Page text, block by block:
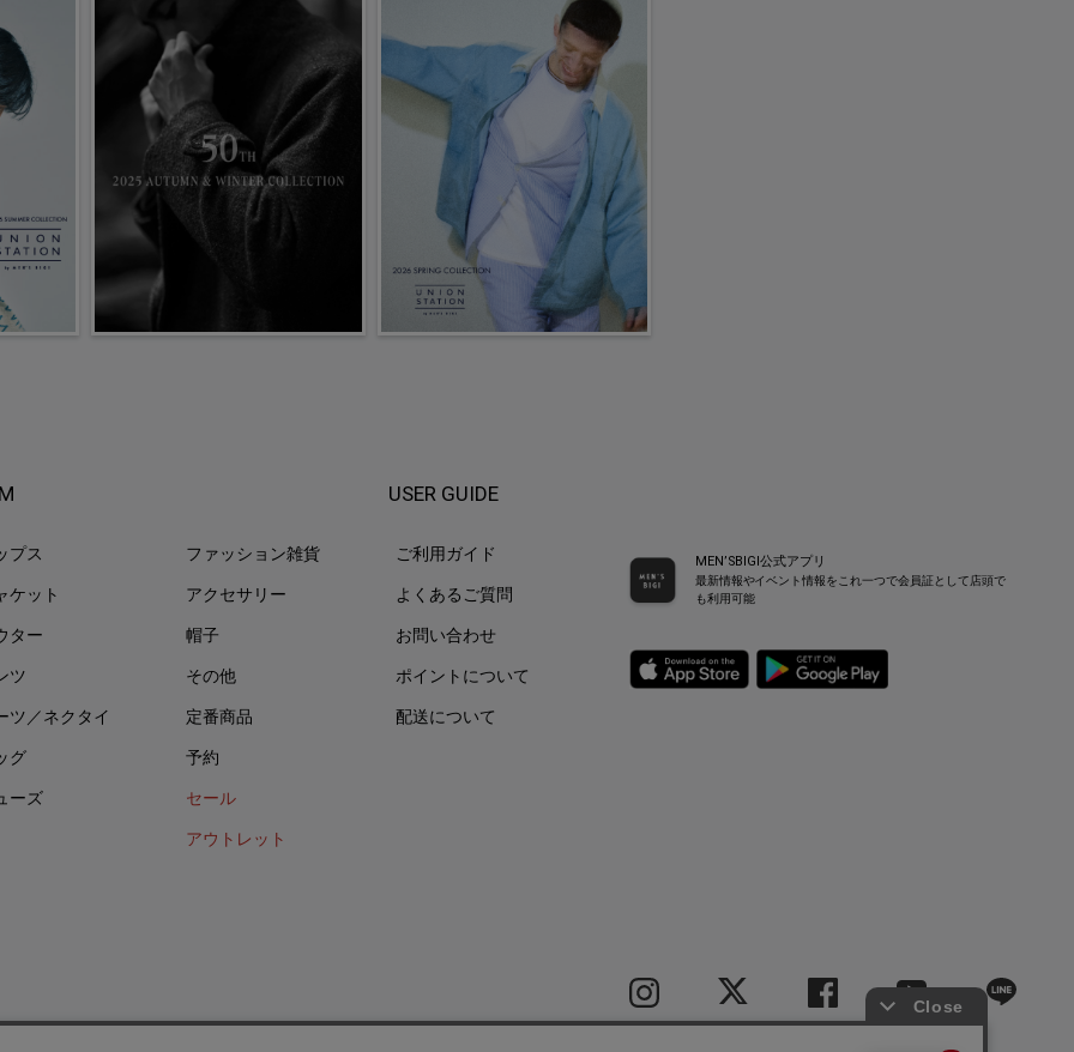
プス
ケット
ター
ツ
ツ／ネクタイ
グ
ーズ
ファッション雑貨
アクセサリー
帽子
その他
定番商品
予約
セール
アウトレット
USER GUIDE
ご利用ガイド
よくあるご質問
お問い合わせ
ポイントについて
配送について
MEN’SBIGI公式アプリ
最新情報やイベント情報をこれ一つで会員証として店頭で
も利用可能